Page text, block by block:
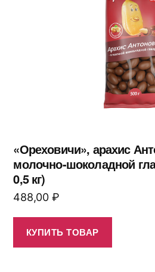
«Ореховичи», арахис
молочно-шоколадной
0,5 кг)
488,00 ₽
КУПИТЬ ТОВАР